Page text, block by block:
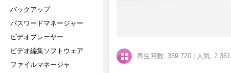
バックアップ
パスワードマネージャー
ビデオプレーヤー
ビデオ編集ソフトウェア
ファイルマネージャ
再生回数: 359 720 人気: 2 361